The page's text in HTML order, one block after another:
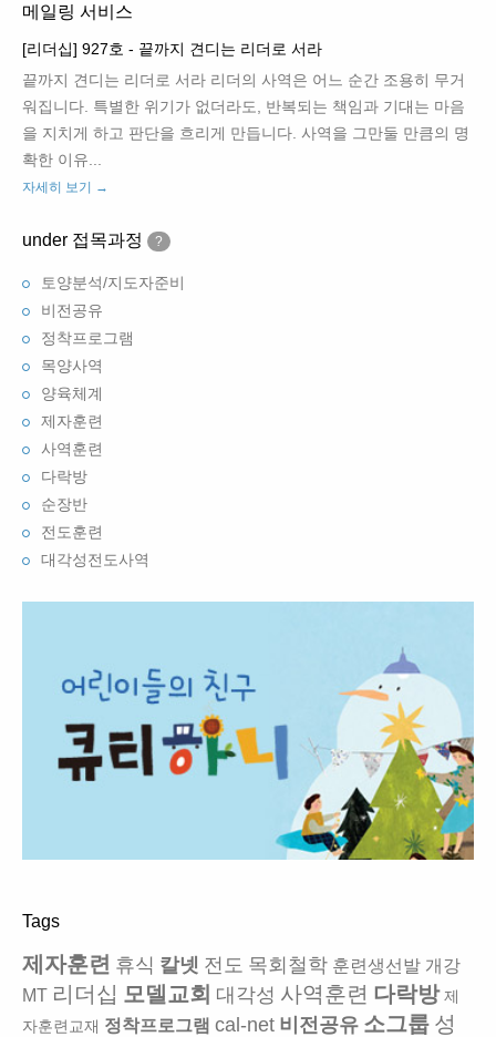
메일링 서비스
[리더십] 927호 - 끝까지 견디는 리더로 서라
끝까지 견디는 리더로 서라 리더의 사역은 어느 순간 조용히 무거
워집니다. 특별한 위기가 없더라도, 반복되는 책임과 기대는 마음
을 지치게 하고 판단을 흐리게 만듭니다. 사역을 그만둘 만큼의 명
확한 이유...
자세히 보기 →
under 접목과정 ?
토양분석/지도자준비
비전공유
정착프로그램
목양사역
양육체계
제자훈련
사역훈련
다락방
순장반
전도훈련
대각성전도사역
Tags
제자훈련 휴식 칼넷 전도 목회철학 훈련생선발 개강
MT 리더십 모델교회 대각성 사역훈련 다락방 제
자훈련교재 정착프로그램 cal-net 비전공유 소그룹 성